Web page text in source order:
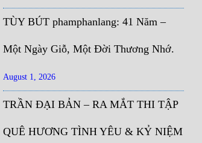
TÙY BÚT phamphanlang: 41 Năm –
Một Ngày Giỗ, Một Đời Thương Nhớ.
August 1, 2026
TRẦN ĐẠI BẢN – RA MẮT THI TẬP
QUÊ HƯƠNG TÌNH YÊU & KỶ NIỆM